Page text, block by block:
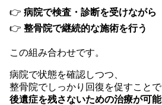
👉 病院で検査・診断を受けながら
👉 整骨院で継続的な施術を行う
この組み合わせです。
病院で状態を確認しつつ、
整骨院でしっかり回復を促すことで
後遺症を残さないための治療が可能